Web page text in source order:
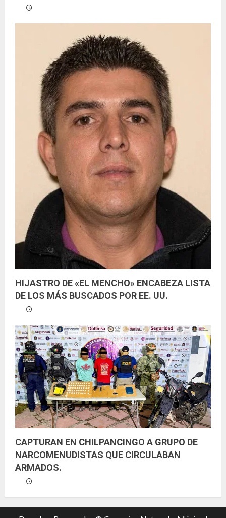
HIJASTRO DE «EL MENCHO» ENCABEZA LISTA
DE LOS MÁS BUSCADOS POR EE. UU.
CAPTURAN EN CHILPANCINGO A GRUPO DE
NARCOMENUDISTAS QUE CIRCULABAN
ARMADOS.